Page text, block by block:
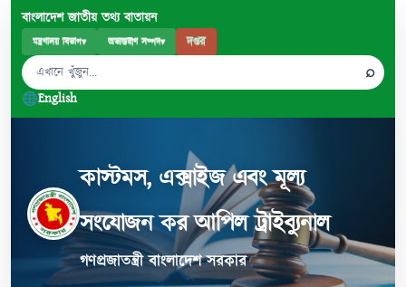
বাংলাদেশ জাতীয় তথ্য বাতায়ন
মন্ত্রণালয় বিভাগ▾ অভ্যন্তরীণ সম্পদ▾ দপ্তর
⌕
English
কাস্টমস, এক্সাইজ এবং মূল্য
সংযোজন কর আপিল ট্রাইব্যুনাল
গণপ্রজাতন্ত্রী বাংলাদেশ সরকার